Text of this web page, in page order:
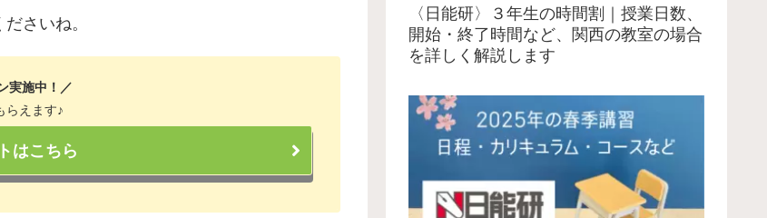
さいね。
実施中！／
らえます♪
はこちら
〈日能研〉３年生の時間割｜授業日数、
開始・終了時間など、関西の教室の場合
を詳しく解説します